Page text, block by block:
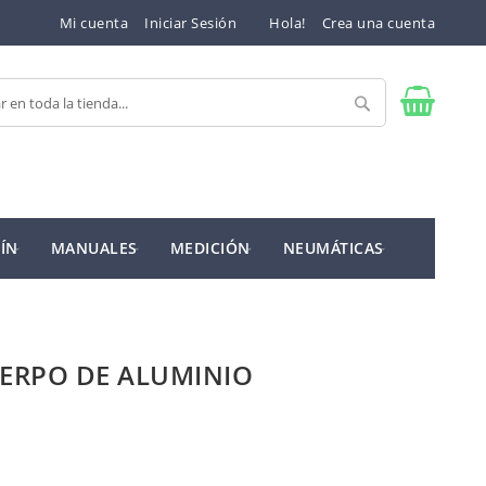
Mi cuenta Iniciar Sesión Hola! Crea una cuenta
Buscar
MANUALES MEDICIÓN NEUMÁTICAS
DE ALUMINIO